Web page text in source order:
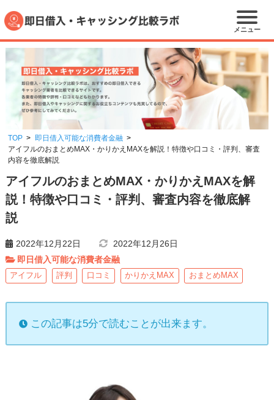
メニュー
TOP
即日借入可能な消費者金融
アイフルのおまとめMAX・かりかえMAXを解説！特徴や口コミ・評判、審査
内容を徹底解説
アイフルのおまとめMAX・かりかえMAXを解
説！特徴や口コミ・評判、審査内容を徹底解
説
2022年12月22日
2022年12月26日
即日借入可能な消費者金融
アイフル 評判 口コミ かりかえMAX おまとめMAX
この記事は5分で読むことが出来ます。